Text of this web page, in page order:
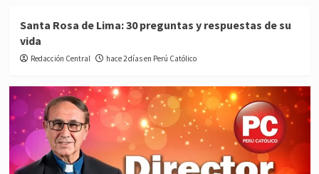
Santa Rosa de Lima: 30 preguntas y respuestas de su
vida
Redacción Central hace 2 días en Perú Católico